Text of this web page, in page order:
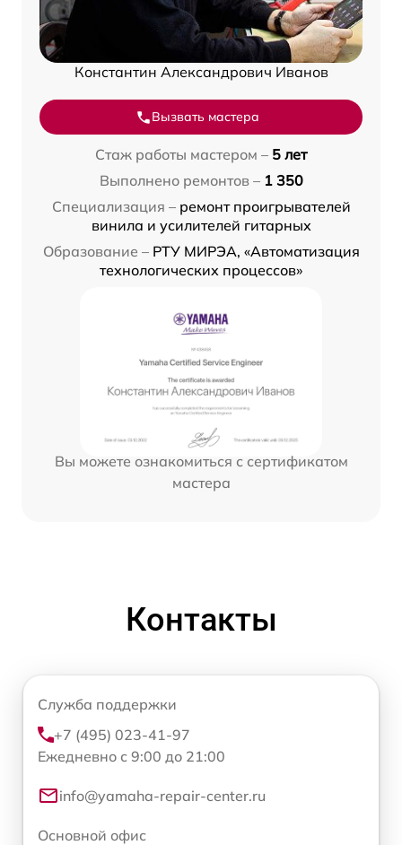
Константин Александрович Иванов
Вызвать мастера
Стаж работы мастером – 5 лет
Выполнено ремонтов – 1 350
Специализация – ремонт проигрывателей
винила и усилителей гитарных
Образование – РТУ МИРЭА, «Автоматизация
технологических процессов»
Вы можете ознакомиться с сертификатом
мастера
Контакты
Служба поддержки
+7 (495) 023-41-97
Ежедневно с 9:00 до 21:00
info@yamaha-repair-center.ru
Основной офис